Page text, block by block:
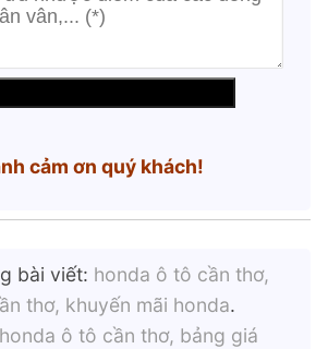
cảm ơn quý khách!
bài viết: honda ô tô cần thơ,
thơ, khuyến mãi honda.
ô tô cần thơ, bảng giá